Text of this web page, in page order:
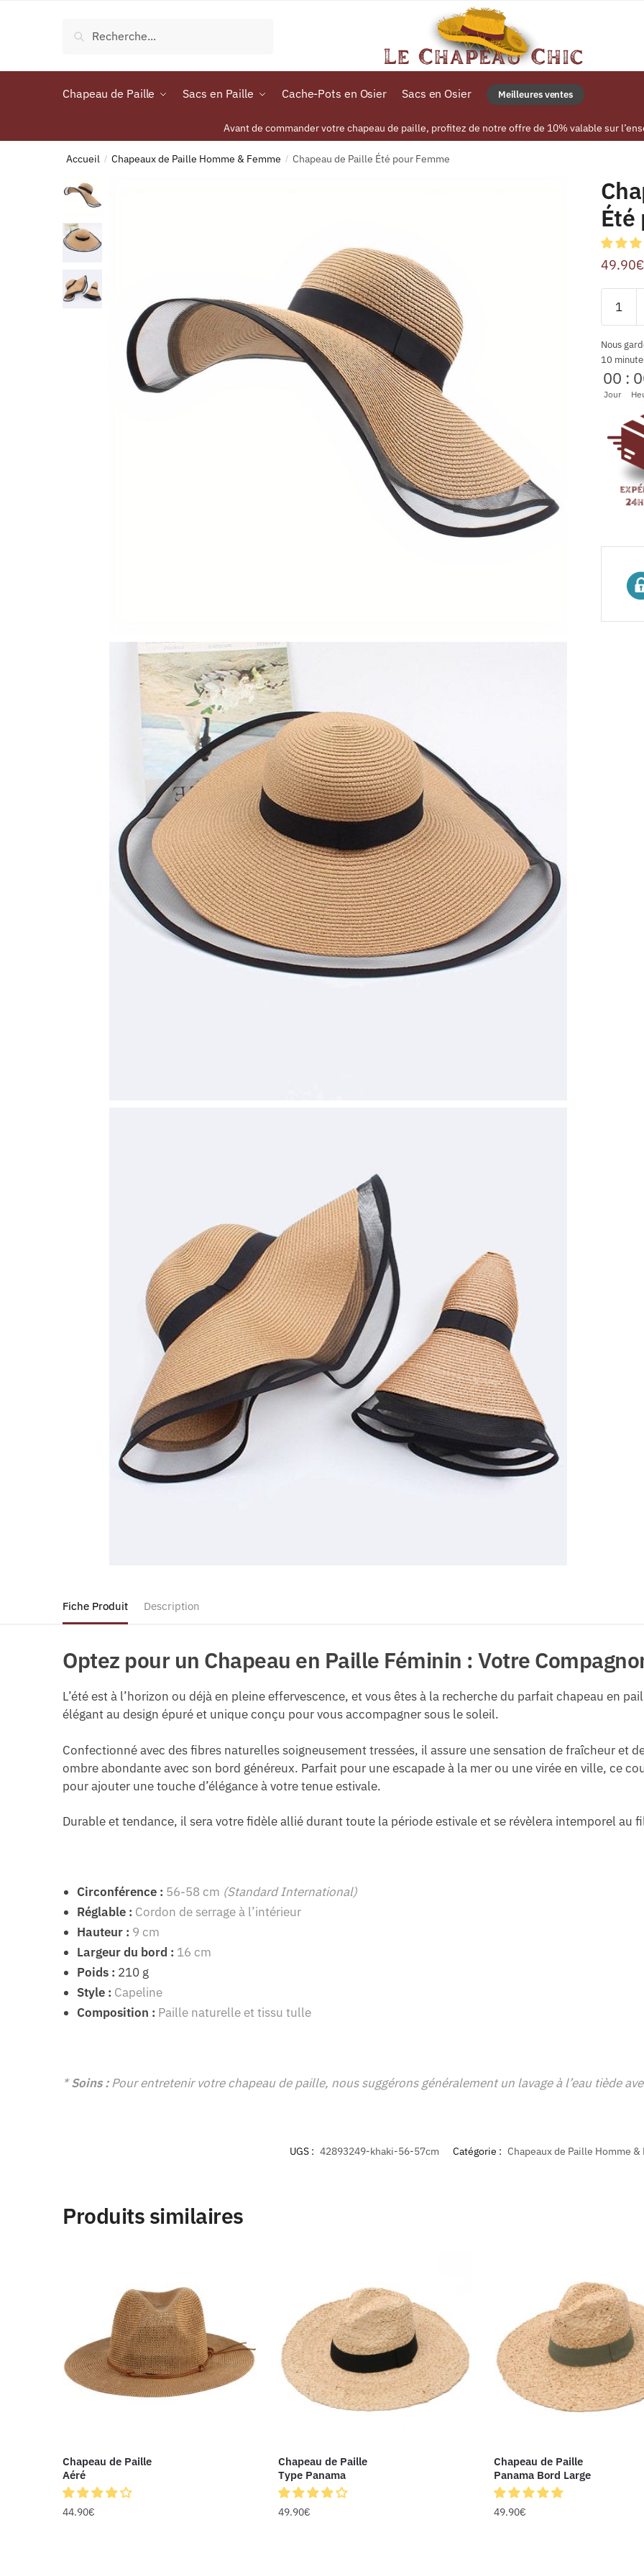
Recherche
Chapeau de Paille Sacs en Paille Cache-Pots en Osier Sacs en Osier Meilleures ventes
Avant de commander votre chapeau de paille, profitez de notre offre de 10% valable sur
Accueil / Chapeaux de Paille Homme & Femme / Chapeau de Paille Été pour Femme
Été
49.90€
Nous
10
00
Jour
:
Fiche Produit Description
Optez pour un Chapeau en Paille Féminin : Votre
L’été est à l’horizon ou déjà en pleine effervescence, et vous êtes à la recherche du parfait chapeau en
élégant au design épuré et unique conçu pour vous accompagner sous le soleil.
Confectionné avec des fibres naturelles soigneusement tressées, il assure une sensation de fraîcheur et
ombre abondante avec son bord généreux. Parfait pour une escapade à la mer ou une virée en ville, ce
pour ajouter une touche d’élégance à votre tenue estivale.
Durable et tendance, il sera votre fidèle allié durant toute la période estivale et se révèlera intemporel au
Circonférence : 56-58 cm (Standard International)
Réglable : Cordon de serrage à l’intérieur
Hauteur : 9 cm
Largeur du bord : 16 cm
Poids : 210 g
Style : Capeline
Composition : Paille naturelle et tissu tulle
*Soins :Pour entretenir votre chapeau de paille, nous suggérons généralement un lavage à l’eau tiède
UGS : 42893249-khaki-56-57cm Catégorie : Chapeaux de Paille Homme &
Produits similaires
Chapeau de Paille
Aéré
44.90€
Chapeau de Paille
Type Panama
49.90€
Chapeau de Paille
Panama Bord Large
49.90€